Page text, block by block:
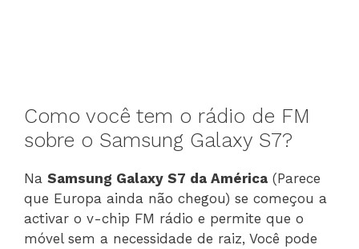
Como você tem o rádio de FM
sobre o Samsung Galaxy S7?
Na Samsung Galaxy S7 da América (Parece
que Europa ainda não chegou) se começou a
activar o v-chip FM rádio e permite que o
móvel sem a necessidade de raiz, Você pode